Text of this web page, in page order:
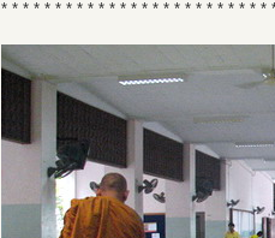
* * * * * * * * * * * * * * * * * * * * * * * * *